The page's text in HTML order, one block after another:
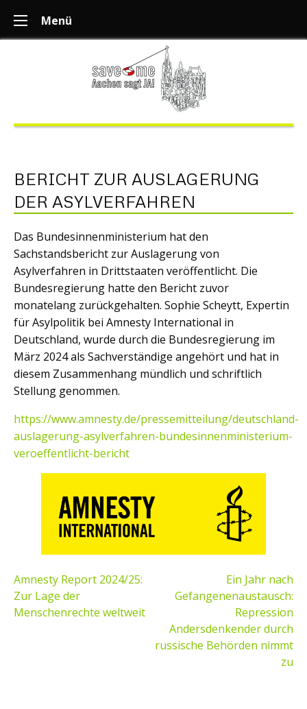
Menü
BERICHT ZUR AUSLAGERUNG
DER ASYLVERFAHREN
Das Bundesinnenministerium hat den
Sachstandsbericht zur Auslagerung von
Asylverfahren in Drittstaaten veröffentlicht. Die
Bundesregierung hatte den Bericht zuvor
monatelang zurückgehalten. Sophie Scheytt, Expertin
für Asylpolitik bei Amnesty International in
Deutschland, wurde durch die Bundesregierung im
März 2024 als Sachverständige angehört und hat in
diesem Zusammenhang mündlich und schriftlich
Stellung genommen.
https://www.amnesty.de/pressemitteilung/deutschland-
auslagerung-asylverfahren-bundesinnenministerium-
veroeffentlicht-bericht
BEITRAGSNAVIGATION
Amnesty Report 2024/25:
Zur Lage der
Menschenrechte weltweit
Ein Jahr nach
Gefangenenaustausch:
Repression
Andersdenkender durch
russische Behörden nimmt
zu